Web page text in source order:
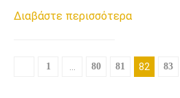
Διαβάστε περισσότερα
1 80 81 82 83